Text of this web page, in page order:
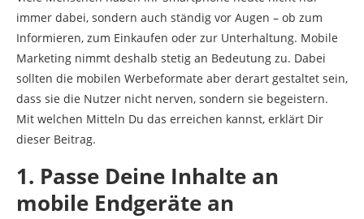
immer dabei, sondern auch ständig vor Augen – ob zum
Informieren, zum Einkaufen oder zur Unterhaltung. Mobile
Marketing nimmt deshalb stetig an Bedeutung zu. Dabei
sollten die mobilen Werbeformate aber derart gestaltet sein,
dass sie die Nutzer nicht nerven, sondern sie begeistern.
Mit welchen Mitteln Du das erreichen kannst, erklärt Dir
dieser Beitrag.
1. Passe Deine Inhalte an
mobile Endgeräte an